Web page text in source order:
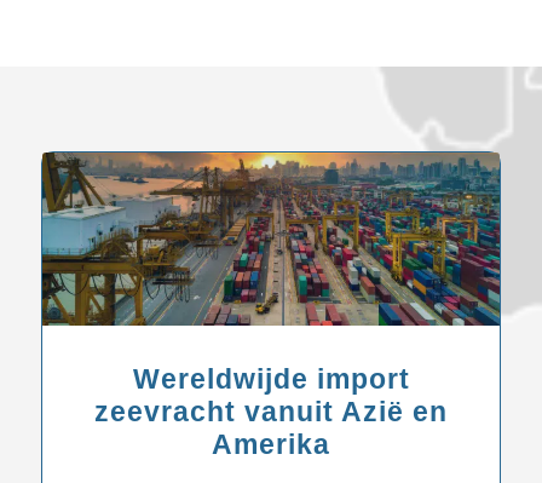
Wereldwijde import
zeevracht vanuit Azië en
Amerika